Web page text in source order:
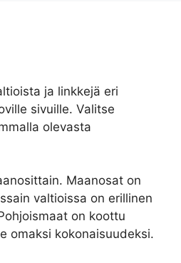
ja linkkejä eri
sivuille. Valitse
olevasta
Maanosat on
valtioissa on erillinen
on koottu
omaksi kokonaisuudeksi.